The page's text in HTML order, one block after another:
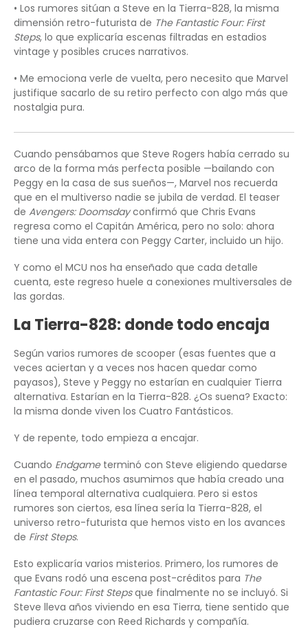
• Los rumores sitúan a Steve en la Tierra-828, la misma
dimensión retro-futurista de The Fantastic Four: First
Steps, lo que explicaría escenas filtradas en estadios
vintage y posibles cruces narrativos.
• Me emociona verle de vuelta, pero necesito que Marvel
justifique sacarlo de su retiro perfecto con algo más que
nostalgia pura.
Cuando pensábamos que Steve Rogers había cerrado su
arco de la forma más perfecta posible —bailando con
Peggy en la casa de sus sueños—, Marvel nos recuerda
que en el multiverso nadie se jubila de verdad. El teaser
de Avengers: Doomsdayconfirmó que Chris Evans
regresa como el Capitán América, pero no solo: ahora
tiene una vida entera con Peggy Carter, incluido un hijo.
Y como el MCU nos ha enseñado que cada detalle
cuenta, este regreso huele a conexiones multiversales de
las gordas.
La Tierra-828: donde todo encaja
Según varios rumores de scooper (esas fuentes que a
veces aciertan y a veces nos hacen quedar como
payasos), Steve y Peggy no estarían en cualquier Tierra
alternativa. Estarían en la Tierra-828. ¿Os suena? Exacto:
la misma donde viven los Cuatro Fantásticos.
Y de repente, todo empieza a encajar.
Cuando Endgameterminó con Steve eligiendo quedarse
en el pasado, muchos asumimos que había creado una
línea temporal alternativa cualquiera. Pero si estos
rumores son ciertos, esa línea sería la Tierra-828, el
universo retro-futurista que hemos visto en los avances
de First Steps.
Esto explicaría varios misterios. Primero, los rumores de
que Evans rodó una escena post-créditos para The
Fantastic Four: First Stepsque finalmente no se incluyó. Si
Steve lleva años viviendo en esa Tierra, tiene sentido que
pudiera cruzarse con Reed Richards y compañía.